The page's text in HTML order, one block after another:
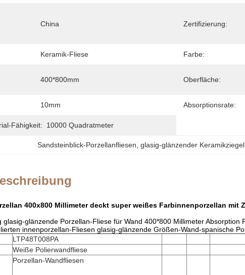
China Zertifizierung:
Keramik-Fliese Farbe:
400*800mm Oberfläche:
10mm Absorptionsrate:
Fähigkeit: 10000 Quadratmeter
Sandsteinblick-Porzellanfliesen , glasig-glänzender Keramikziegel
400x800 Millimeter deckt super weißes Farbinnenporzellan
glasig-glänzende Porzellan-Fliese für Wand 400*800 Millimeter Absorption
innenporzellan-Fliesen glasig-glänzende Größen-Wand-spanische
LTP48T008PA
Weiße Polierwandfliese
Porzellan-Wandfliesen